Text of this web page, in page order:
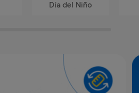
Día del Niño